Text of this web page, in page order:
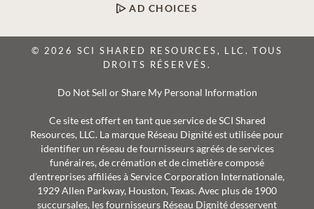
AD CHOICES
© 2026 SCI SHARED RESOURCES, LLC. TOUS
DROITS RÉSERVÉS.
Do Not Sell or Share My Personal Information
Ce site est offert en tant que service de SCI Shared
Resources, LLC. La marque Réseau Dignité est utilisée pour
identifier un réseau de fournisseurs agréés de services
funéraires, de crémation et de cimetière composé
d’entreprises affiliées à Service Corporation Internationale,
1929 Allen Parkway, Houston, Texas. Avec plus de 1900
succursales, les fournisseurs Réseau Dignité desservent